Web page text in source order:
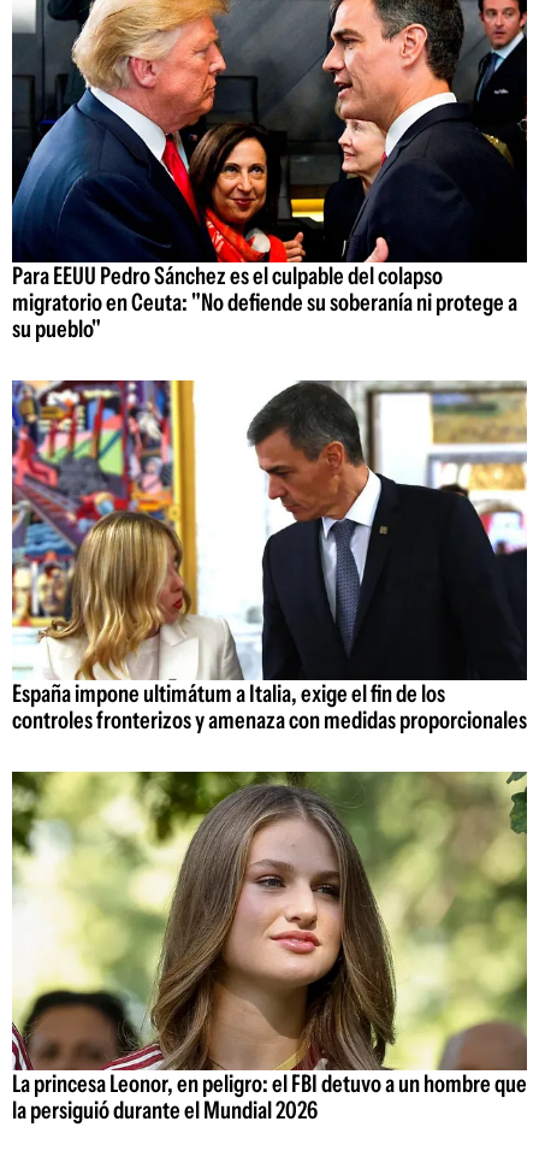
Para EEUU Pedro Sánchez es el culpable del colapso
migratorio en Ceuta: "No defiende su soberanía ni protege a
su pueblo"
España impone ultimátum a Italia, exige el fin de los
controles fronterizos y amenaza con medidas proporcionales
La princesa Leonor, en peligro: el FBI detuvo a un hombre que
la persiguió durante el Mundial 2026